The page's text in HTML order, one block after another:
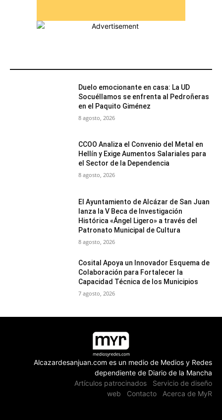
Duelo emocionante en casa: La UD
Socuéllamos se enfrenta al Pedroñeras
en el Paquito Giménez
8 agosto, 2026
CCOO Analiza el Convenio del Metal en
Hellín y Exige Aumentos Salariales para
el Sector de la Dependencia
8 agosto, 2026
El Ayuntamiento de Alcázar de San Juan
lanza la V Beca de Investigación
Histórica «Ángel Ligero» a través del
Patronato Municipal de Cultura
8 agosto, 2026
Cosital Apoya un Innovador Esquema de
Colaboración para Fortalecer la
Capacidad Técnica de los Municipios
7 agosto, 2026
Alcazardesanjuan.com es un medio de Medios y Redes
dependiente de Diario de la Mancha
Artículos patrocinados
Servicio de diseño
web
Contacto Acerca de MyR